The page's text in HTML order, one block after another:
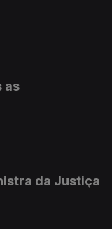
as
da Justiça